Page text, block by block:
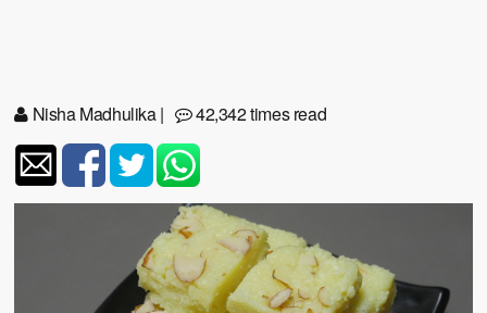
Nisha Madhulika| 42,342 times read